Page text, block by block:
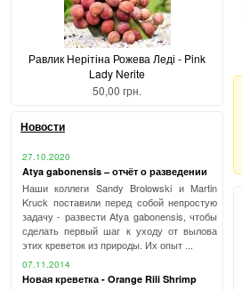
Равлик Нерітіна Рожева Леді - Pink
Lady Nerite
50,00 грн.
Новости
27.10.2020
Atya gabonensis – отчёт о разведении
Наши коллеги Sandy Brolowski и Martin
Kruck поставили перед собой непростую
задачу - развести Atya gabonensis, чтобы
сделать первый шаг к уходу от вылова
этих креветок из природы. Их опыт ...
07.11.2014
Новая креветка - Orange Rili Shrimp